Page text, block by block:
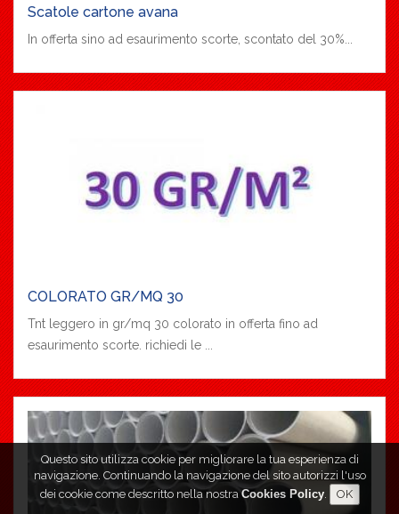
Scatole cartone avana
In offerta sino ad esaurimento scorte, scontato del 30%...
COLORATO GR/MQ 30
Tnt leggero in gr/mq 30 colorato in offerta fino ad
esaurimento scorte. richiedi le ...
Questo sito utilizza cookie per migliorare la tua esperienza di
navigazione. Continuando la navigazione del sito autorizzi l'uso
dei cookie come descritto nella nostraCookies Policy.